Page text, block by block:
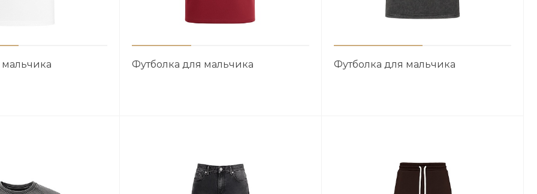
Футболка для мальчика Футболка для мальчика